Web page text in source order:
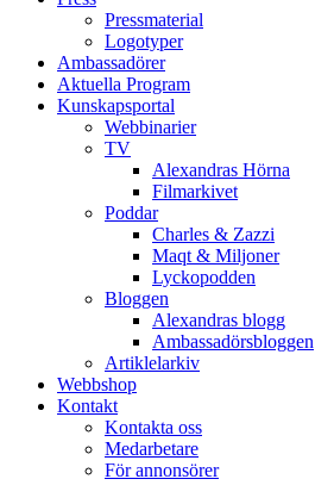
Pressmaterial
Logotyper
Ambassadörer
Aktuella Program
Kunskapsportal
Webbinarier
TV
Alexandras Hörna
Filmarkivet
Poddar
Charles & Zazzi
Maqt & Miljoner
Lyckopodden
Bloggen
Alexandras blogg
Ambassadörsbloggen
Artiklelarkiv
Webbshop
Kontakt
Kontakta oss
Medarbetare
För annonsörer